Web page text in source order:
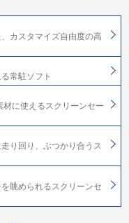
カスタマイズ自由度の高
常駐ソフト
に使えるスクリーンセー
り回り、ぶつかり合うス
眺められるスクリーンセ